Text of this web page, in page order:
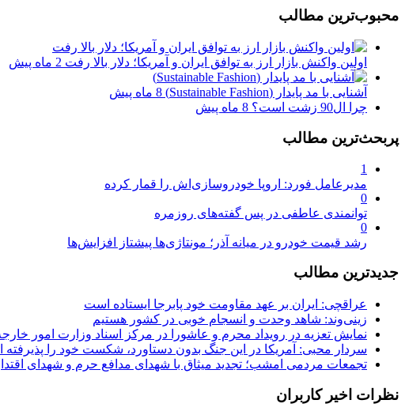
محبوب‌ترین مطالب
اولین واکنش بازار ارز به توافق ایران و آمریکا؛ دلار بالا رفت 2 ماه پیش
آشنایی با مد پایدار (Sustainable Fashion)
8 ماه پیش
چرا ال90 زشت است؟
8 ماه پیش
پربحث‌ترین مطالب
1
مدیرعامل فورد: اروپا خودروسازی‌اش را قمار کرده
0
توانمندی عاطفی در پس گفته‌های روزمره
0
رشد قیمت خودرو در میانه آذر؛ مونتاژی‌ها پیشتاز افزایش‌ها
جدیدترین مطالب
عراقچی: ایران بر عهد مقاومت خود پابرجا ایستاده است
زینی‌وند: شاهد وحدت و انسجام خوبی در کشور هستیم
نمایش تعزیه در رویداد محرم و عاشورا در مرکز اسناد وزارت امور
سردار محبی: آمریکا در این جنگ بدون دستاورد، شکست خود را
تجمعات مردمی امشب؛ تجدید میثاق با شهدای مدافع حرم و شهدای
نظرات اخیر کاربران